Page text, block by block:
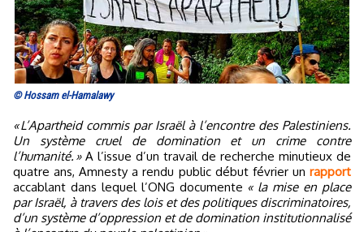
© Hossam el-Hamalawy
« L’Apartheid commis par Israël à l’encontre des Palestiniens.
Un système cruel de domination et un crime contre
l’humanité. »A l’issue d’un travail de recherche minutieux de
quatre ans, Amnesty a rendu public début février un rapport
accablant dans lequel l’ONG documente « la mise en place
par Israël, à travers des lois et des politiques discriminatoires,
d’un système d’oppression et de domination institutionnalisé